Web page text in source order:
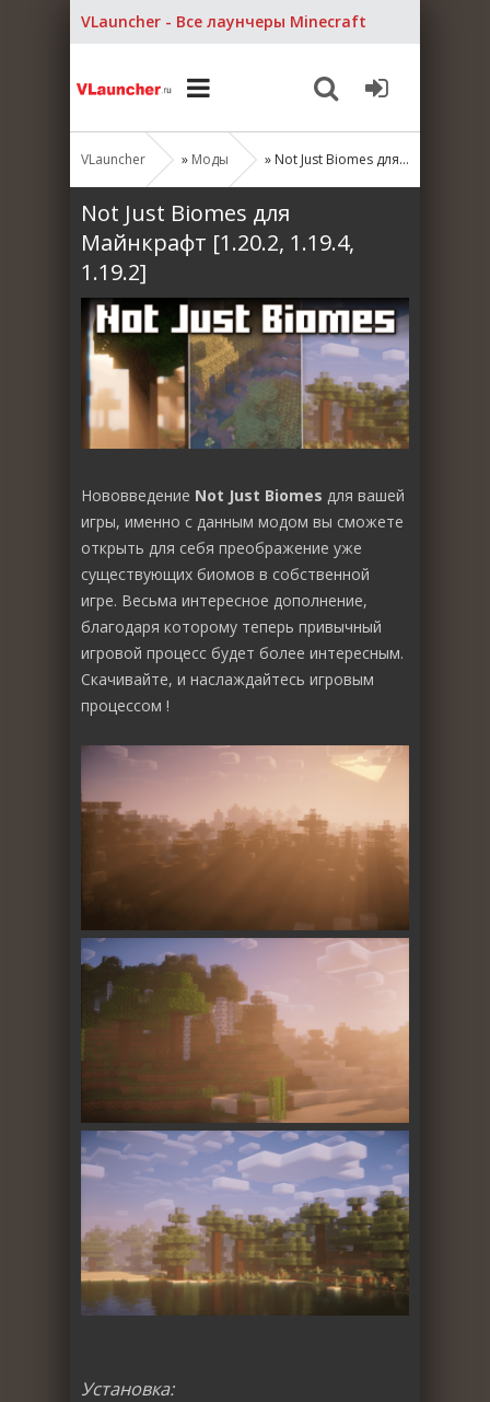
VLauncher - Все лаунчеры Minecraft
VLauncher » Моды » Not Just Biomes для Майнкрафт [1.20.2, 1.19.4, 1.19.2]
Not Just Biomes для
Майнкрафт [1.20.2, 1.19.4,
1.19.2]
Нововведение Not Just Biomes для вашей
игры, именно с данным модом вы сможете
открыть для себя преображение уже
существующих биомов в собственной
игре. Весьма интересное дополнение,
благодаря которому теперь привычный
игровой процесс будет более интересным.
Скачивайте, и наслаждайтесь игровым
процессом !
Установка: